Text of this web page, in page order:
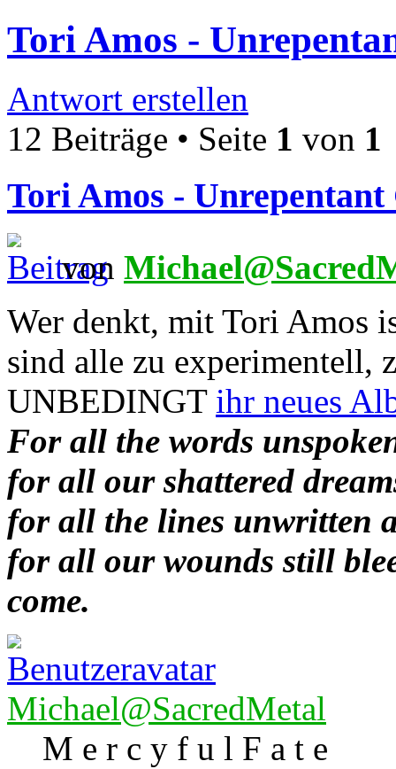
Tori Amos -
Antwort erstellen
12 Beiträge • Seite 1 von 1
Tori Amos - Unrepentant
von
Wer denkt, mit Tori Amos
sind alle zu experimentell,
UNBEDINGT ihr neues
For all the words
for all our shattered
for all the lines unwritten
for all our wounds still
come.
Michael@SacredMetal
M e r c y f u l F a t e